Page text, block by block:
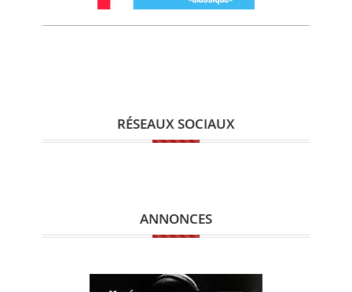
RÉSEAUX SOCIAUX
ANNONCES